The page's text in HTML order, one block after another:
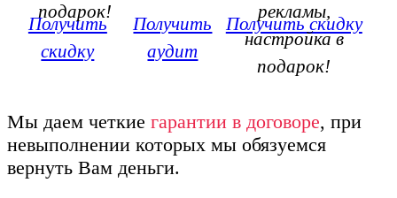
подарок!
Получить
скидку
Получить
аудит
рекламы,
настройка в
подарок!
Получить скидку
Мы даем четкие гарантии в договоре, при
невыполнении которых мы обязуемся
вернуть Вам деньги.